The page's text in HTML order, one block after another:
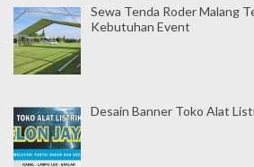
Sewa Tenda Roder Malang
Kebutuhan Event
Desain Banner Toko Alat